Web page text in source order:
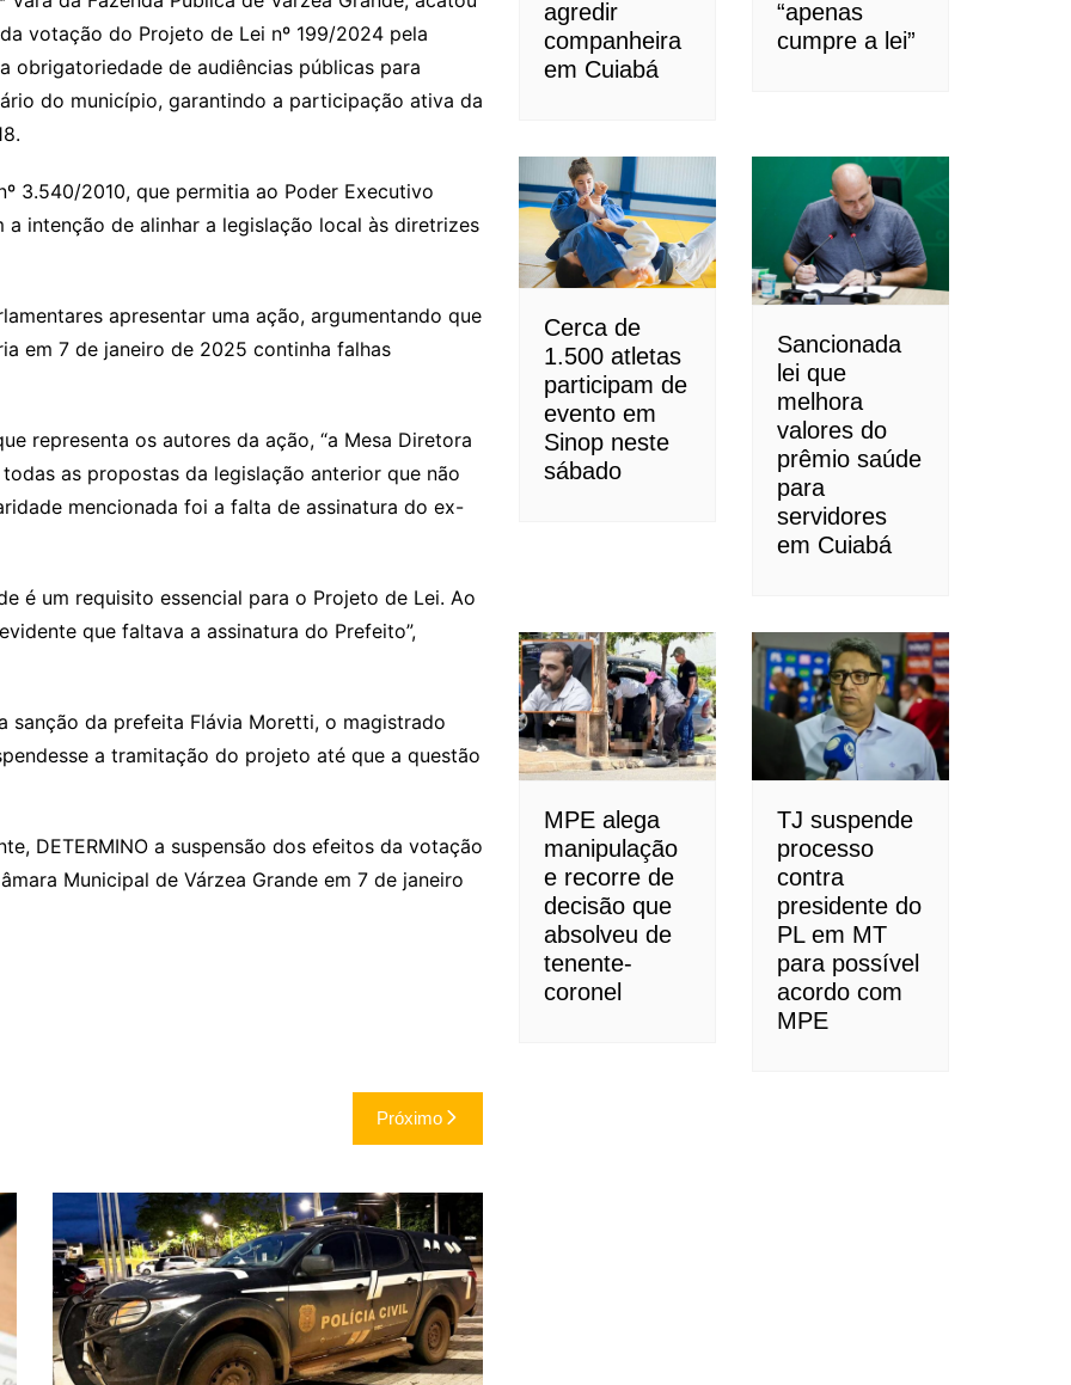
o
gl
e
Cl
s
sr
o
m
s
s
e
er
s
s
a
g
lo
o
k.
c
m
y
p
e
h
o
o
M
l
e
a
d
s
ai
l
ar
e
votação do Projeto de Lei nº 199/2024 pela
obrigatoriedade de audiências públicas para
do município, garantindo a participação ativa da
3.540/2010, que permitia ao Poder Executivo
intenção de alinhar a legislação local às diretrizes
apresentar uma ação, argumentando que
em 7 de janeiro de 2025 continha falhas
representa os autores da ação, “a Mesa Diretora
as propostas da legislação anterior que não
mencionada foi a falta de assinatura do ex-
é um requisito essencial para o Projeto de Lei. Ao
que faltava a assinatura do Prefeito”,
da prefeita Flávia Moretti, o magistrado
a tramitação do projeto até que a questão
DETERMINO a suspensão dos efeitos da votação
Municipal de Várzea Grande em 7 de janeiro
Próximo
agredir
companheira
em Cuiabá
“apenas
cumpre a lei”
Cerca de
1.500 atletas
participam de
evento em
Sinop neste
sábado
Sancionada
lei que
melhora
valores do
prêmio saúde
para
servidores
em Cuiabá
MPE alega
manipulação
e recorre de
decisão que
absolveu de
tenente-
coronel
TJ suspende
processo
contra
presidente do
PL em MT
para possível
acordo com
MPE